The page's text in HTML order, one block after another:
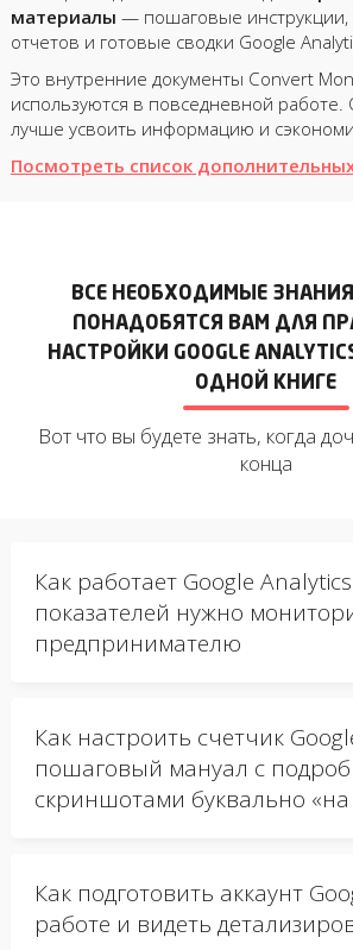
материалы — пошаговые
отчетов и готовые сводки Google
Это внутренние документы Convert
используются в повседневной работе.
лучше усвоить информацию и
Посмотреть список
ВСЕ НЕОБХОДИМЫЕ
ПОНАДОБЯТСЯ ВАМ ДЛЯ
НАСТРОЙКИ GOOGLE
ОДНОЙ КНИГЕ
Вот что вы будете знать, когда
конца
Как работает Google
показателей нужно
предпринимателю
Как настроить счетчик
пошаговый мануал с
скриншотами буквально
Как подготовить аккаунт
работе и видеть